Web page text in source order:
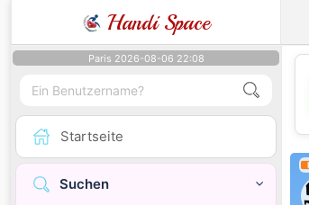
Handi Space
Paris 2026-08-06 22:08
Startseite
Suchen